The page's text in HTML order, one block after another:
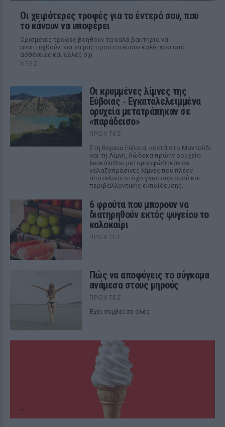
Οι χειρότερες τροφές για το έντερό σου, που
το κάνουν να υποφέρει
Ορισμένες τροφές βοηθούν τα καλά βακτήρια να
αναπτυχθούν, και να μας προστατεύουν καλύτερα από
ασθένειες και άλλες όχι
ΧΤΕΣ
Οι κρυμμένες λίμνες της
Εύβοιας ‑ Εγκαταλελειμμένα
ορυχεία μετατράπηκαν σε
«παράδεισο»
ΠΡΟΧΤΈΣ
Στη Βόρεια Εύβοια, κοντά στο Μαντούδι
και τη Λίμνη, δώδεκα πρώην ορυχεία
λευκόλιθου μεταμορφώθηκαν σε
γαλαζοπράσινες λίμνες που πλέον
αποτελούν στόχο γεωτουρισμού και
περιβαλλοντικής εκπαίδευσης.
6 φρούτα που μπορουν να
διατηρηθούν εκτός ψυγείου το
καλοκαίρι
ΠΡΟΧΤΈΣ
Πώς να αποφύγεις το σύγκαμα
ανάμεσα στους μηρούς
ΠΡΟΧΤΈΣ
Έχει συμβεί σε όλες